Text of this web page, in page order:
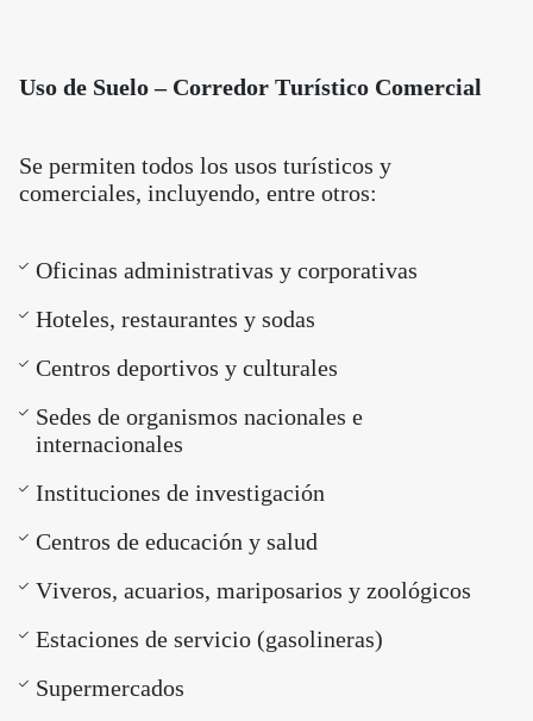
Uso de Suelo – Corredor Turístico Comercial
Se permiten todos los usos turísticos y
comerciales, incluyendo, entre otros:
Oficinas administrativas y corporativas
Hoteles, restaurantes y sodas
Centros deportivos y culturales
Sedes de organismos nacionales e
internacionales
Instituciones de investigación
Centros de educación y salud
Viveros, acuarios, mariposarios y zoológicos
Estaciones de servicio (gasolineras)
Supermercados